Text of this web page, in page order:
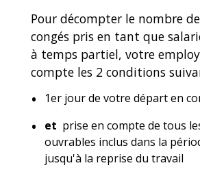
Pour décompter le nombre
congés pris en tant que
à temps partiel, votre
compte les 2 conditions
1er jour de votre départ en
et prise en compte de tous
ouvrables inclus dans la
jusqu'à la reprise du travail